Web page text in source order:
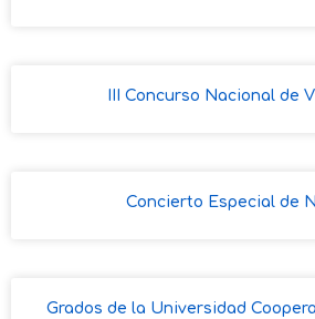
III Concurso Nacional de
Concierto Especial de
Grados de la Universidad